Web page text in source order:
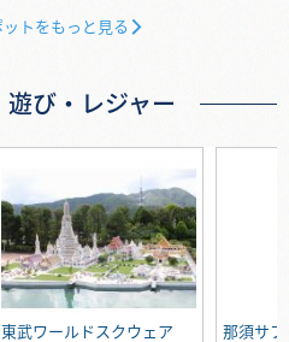
トをもっと見る
び・レジャー
東武ワールドスクウェア 那須サ